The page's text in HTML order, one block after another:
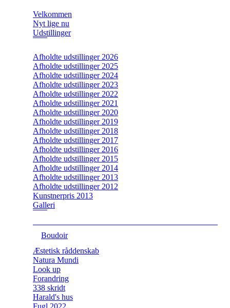
Velkommen
Nyt lige nu
Udstillinger
Afholdte udstillinger 2026
Afholdte udstillinger 2025
Afholdte udstillinger 2024
Afholdte udstillinger 2023
Afholdte udstillinger 2022
Afholdte udstillinger 2021
Afholdte udstillinger 2020
Afholdte udstillinger 2019
Afholdte udstillinger 2018
Afholdte udstillinger 2017
Afholdte udstillinger 2016
Afholdte udstillinger 2015
Afholdte udstillinger 2014
Afholdte udstillinger 2013
Afholdte udstillinger 2012
Kunstnerpris 2013
Galleri
Boudoir
Æstetisk råddenskab
Natura Mundi
Look up
Forandring
338 skridt
Harald's hus
Fugl 2022